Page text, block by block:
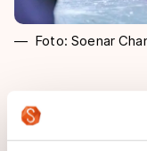
Foto: Soenar
maar weinig
Marrit Leenstra.